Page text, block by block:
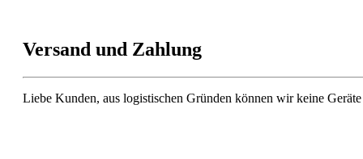
Versand und Zahlung
Liebe Kunden, aus logistischen Gründen können wir keine